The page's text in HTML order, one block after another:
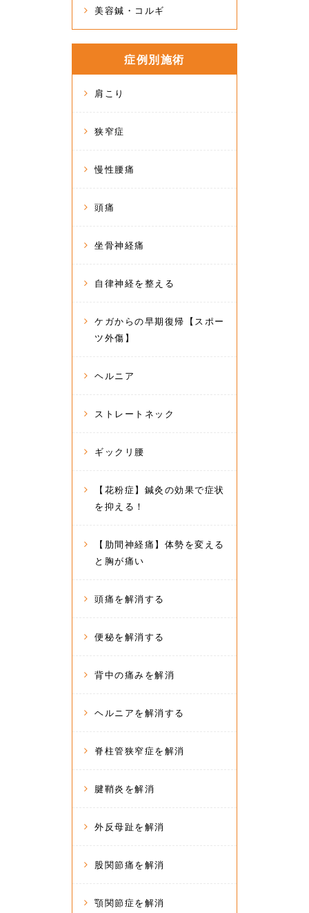
美容鍼・コルギ
症例別施術
肩こり
狭窄症
慢性腰痛
頭痛
坐骨神経痛
自律神経を整える
ケガからの早期復帰【スポー
ツ外傷】
ヘルニア
ストレートネック
ギックリ腰
【花粉症】鍼灸の効果で症状
を抑える！
【肋間神経痛】体勢を変える
と胸が痛い
頭痛を解消する
便秘を解消する
背中の痛みを解消
ヘルニアを解消する
脊柱管狭窄症を解消
腱鞘炎を解消
外反母趾を解消
股関節痛を解消
顎関節症を解消